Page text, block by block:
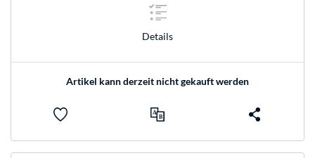
Details
Artikel kann derzeit nicht gekauft werden